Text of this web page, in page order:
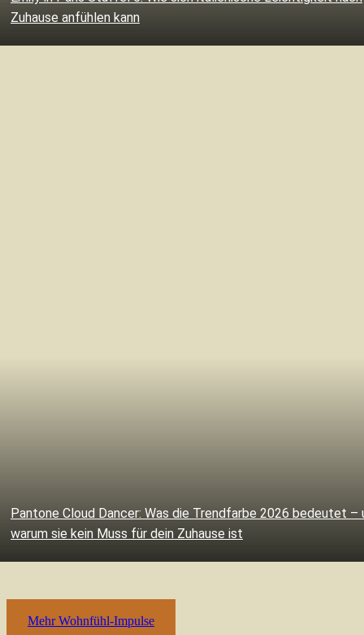
Zuhause anfühlen kann
Pantone Cloud Dancer: Was die Trendfarbe 2026 bedeutet –
warum sie kein Muss für dein Zuhause ist
Mehr Wohnfühl-Impulse